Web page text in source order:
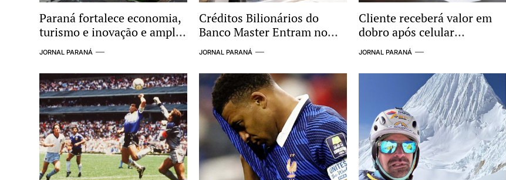
Paraná fortalece economia,
turismo e inovação e amplia
protagonismo no cenário
JORNAL PARANÁ
Créditos Bilionários do
Banco Master Entram no
Radar de Investigação por
Esquema Criminoso
JORNAL PARANÁ
Cliente receberá valor em
dobro após celular
comprado pela internet não
JORNAL PARANÁ